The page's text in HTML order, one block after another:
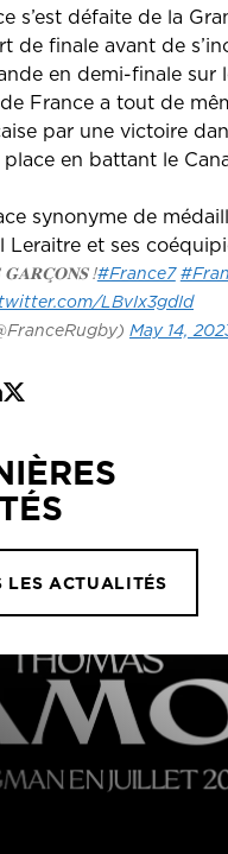
s’est défaite de la
de finale avant de
en demi-finale sur
de France a tout de
par une victoire
en battant le
synonyme de
Leraitre et ses
𝐆𝐀𝐑𝐂̧𝐎𝐍𝐒 !#France7
LBvIx3gdId
May 14,
LES ACTUALITÉS